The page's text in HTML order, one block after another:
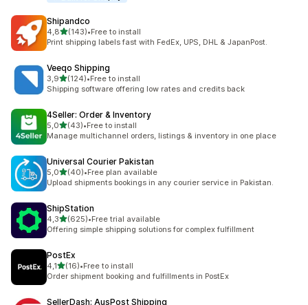
Shipandco
4,8z 5 hvězd
(143)
Celkový počet recenzí: 143
•Free to install
Print shipping labels fast with FedEx, UPS, DHL & JapanPost.
Veeqo Shipping
3,9z 5 hvězd
(124)
Celkový počet recenzí: 124
•Free to install
Shipping software offering low rates and credits back
4Seller: Order & Inventory
5,0z 5 hvězd
(43)
Celkový počet recenzí: 43
•Free to install
Manage multichannel orders, listings & inventory in one place
Universal Courier Pakistan
5,0z 5 hvězd
(40)
Celkový počet recenzí: 40
•Free plan available
Upload shipments bookings in any courier service in Pakistan.
ShipStation
4,3z 5 hvězd
(625)
Celkový počet recenzí: 625
•Free trial available
Offering simple shipping solutions for complex fulfillment
PostEx
4,1z 5 hvězd
(16)
Celkový počet recenzí: 16
•Free to install
Order shipment booking and fulfillments in PostEx
SellerDash: AusPost Shipping